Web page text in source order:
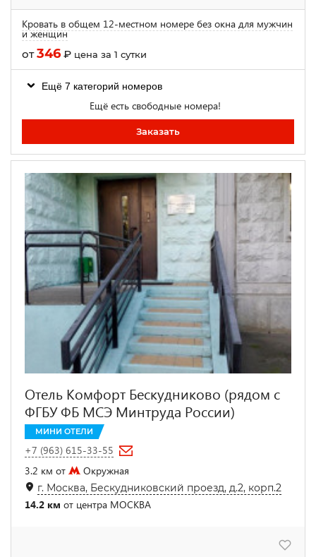
Кровать в общем 12-местном номере без окна для мужчин
и женщин
от346 ₽ цена за 1 сутки
Ещё 7 категорий номеров
Ещё есть свободные номера!
Заказать
Отель Комфорт Бескудниково (рядом с
ФГБУ ФБ МСЭ Минтруда России)
МИНИ ОТЕЛИ
+7 (963) 615-33-55
3.2 км от
Окружная
г. Москва, Бескудниковский проезд, д.2, корп.2
14.2 км от центра МОСКВА